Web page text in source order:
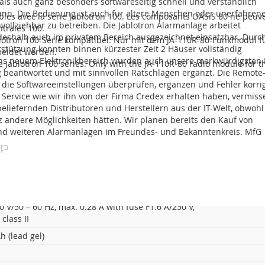
der Benutzercodes 300
der Abschnitte 15
Ausgänge (PG) 32
unabhängigen Kalender 20
per SMS erhalten 30
in mm 360x300x105
/ GPRS Kommunikator Yes
JA-
LAN-Kommunikator Ja
App (Web-Self-Service)
V/50 – 60 Hz, max. 0.28 A with fuse F1.6 A/250 V,
II
(lead gel)
Die Bedienung ist auch für ältere Menschen oder
zu betreiben. Die Jablotron Alarmanlage arbeitet
auch im privatem Bereich ausgezeichnet einsatzbar.
konnten binnen kürzester Zeit 2 Häuser vollständig
neuem Elektronikbereich wurden auch unsere merkwürdigsten
und mit sinnvollen Ratschlägen ergänzt. Die Remote-
Softwareeinstellungen überprüfen, ergänzen und Fehler
wie wir ihn von der Firma Credex erhalten haben,
Distributoren und Herstellern aus der IT-Welt,
Möglichkeiten hätten. Wir planen bereits den Kauf von
weiteren Alarmanlagen im Freundes- und Bekanntenkreis. MfG
avec la série Jablotron 100. Les composants OASiS 80 ne
100.
100-Serie kompatibel. Nur mit dem JA-110R-80-Funkmodul
werden.
100 series. Only with the JA-110R-80 radio module for